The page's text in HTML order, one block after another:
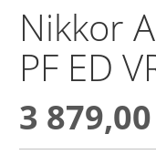
Nikkor
PF ED
3